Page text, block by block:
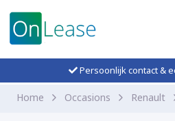
Persoonlijk contact &
Home Occasions Renault